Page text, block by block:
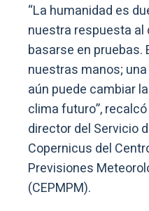
“La humanidad es
nuestra respuesta
basarse en pruebas.
nuestras manos;
aún puede cambiar
clima futuro”, recalcó
director del Servicio
Copernicus del
Previsiones
(CEPMPM).